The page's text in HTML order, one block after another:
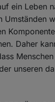
ein Leben
Umständen
Daher
unseren